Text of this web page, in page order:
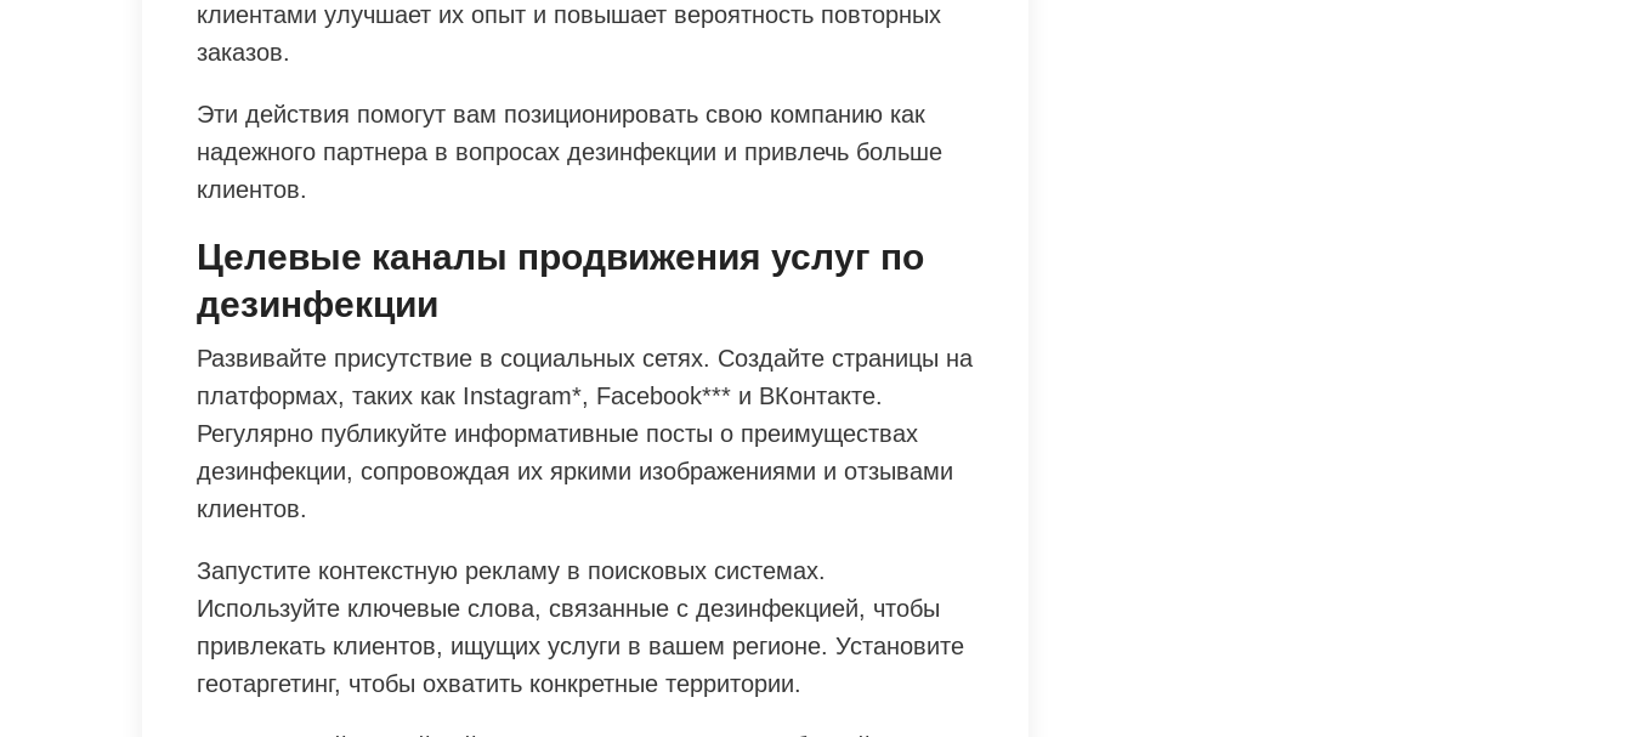
клиентами улучшает их опыт и повышает вероятность повторных
заказов.
Эти действия помогут вам позиционировать свою компанию как
надежного партнера в вопросах дезинфекции и привлечь больше
клиентов.
Целевые каналы продвижения услуг по
дезинфекции
Развивайте присутствие в социальных сетях. Создайте страницы на
платформах, таких как Instagram*, Facebook*** и ВКонтакте.
Регулярно публикуйте информативные посты о преимуществах
дезинфекции, сопровождая их яркими изображениями и отзывами
клиентов.
Запустите контекстную рекламу в поисковых системах.
Используйте ключевые слова, связанные с дезинфекцией, чтобы
привлекать клиентов, ищущих услуги в вашем регионе. Установите
геотаргетинг, чтобы охватить конкретные территории.